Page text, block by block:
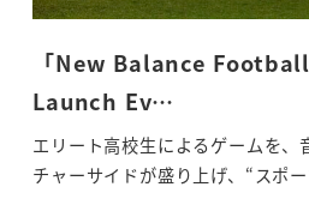
「New Balance
Launch Ev…
エリート高校生によるゲームを、
チャーサイドが盛り上げ、“スポ